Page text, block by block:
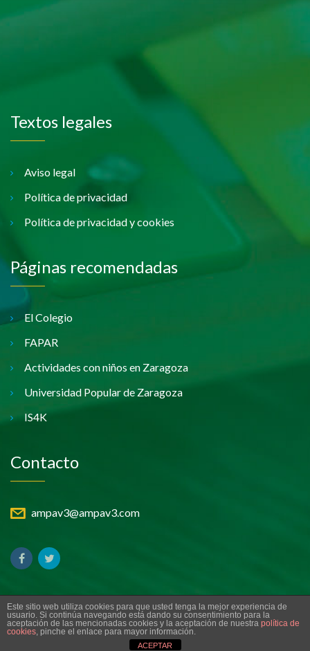
Textos legales
Aviso legal
Política de privacidad
Política de privacidad y cookies
Páginas recomendadas
El Colegio
FAPAR
Actividades con niños en Zaragoza
Universidad Popular de Zaragoza
IS4K
Contacto
ampav3@ampav3.com
© 2019 AMPA V3 | DesarrolloSephor Consulting
Este sitio web utiliza cookies para que usted tenga la mejor experiencia de
usuario. Si continúa navegando está dando su consentimiento para la
aceptación de las mencionadas cookies y la aceptación de nuestra política de
cookies, pinche el enlace para mayor información.
ACEPTAR